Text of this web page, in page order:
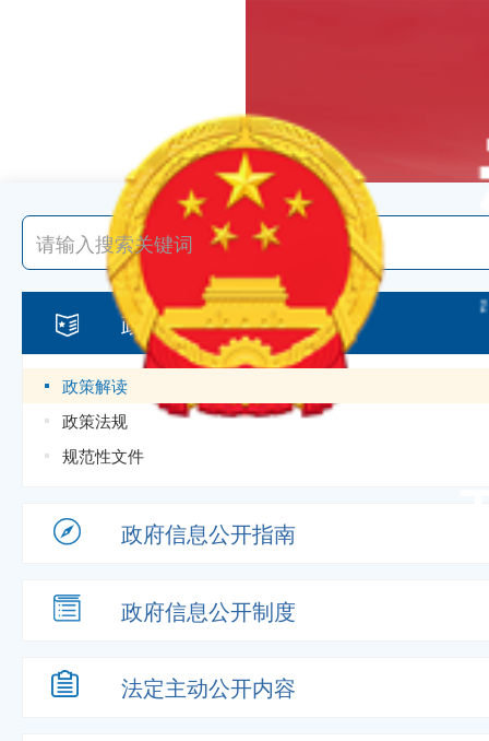
政策
政策解读
政策法规
规范性文件
政府信息公开指南
政府信息公开制度
法定主动公开内容